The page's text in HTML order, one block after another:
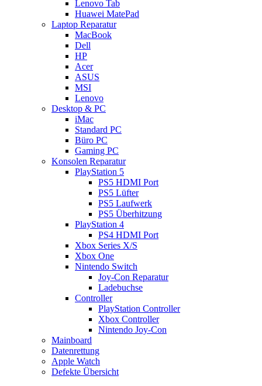
Lenovo Tab
Huawei MatePad
Laptop Reparatur
MacBook
Dell
HP
Acer
ASUS
MSI
Lenovo
Desktop & PC
iMac
Standard PC
Büro PC
Gaming PC
Konsolen Reparatur
PlayStation 5
PS5 HDMI Port
PS5 Lüfter
PS5 Laufwerk
PS5 Überhitzung
PlayStation 4
PS4 HDMI Port
Xbox Series X/S
Xbox One
Nintendo Switch
Joy-Con Reparatur
Ladebuchse
Controller
PlayStation Controller
Xbox Controller
Nintendo Joy-Con
Mainboard
Datenrettung
Apple Watch
Defekte Übersicht